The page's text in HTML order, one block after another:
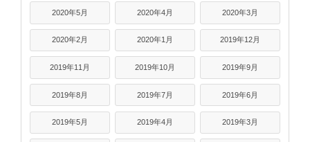
2020年5月 2020年4月 2020年3月
2020年2月 2020年1月 2019年12月
2019年11月 2019年10月 2019年9月
2019年8月 2019年7月 2019年6月
2019年5月 2019年4月 2019年3月